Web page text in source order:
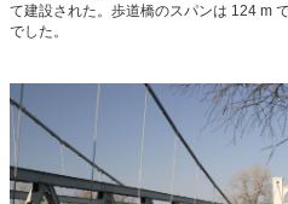
て建設された。歩道橋のスパンは 124 m
でした。